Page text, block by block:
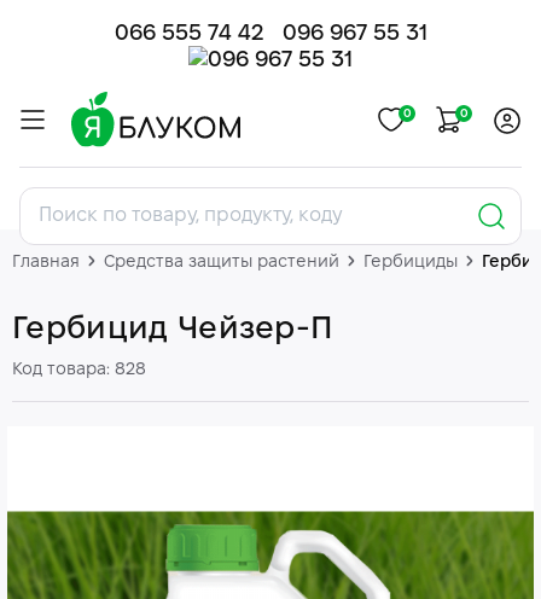
066 555 74 42 096 967 55 31
0 0
Главная Средства защиты растений Гербициды
Гербицид Чейзер-П
Код товара: 828